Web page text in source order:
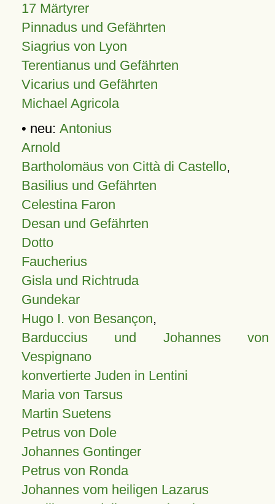
17 Märtyrer
Pinnadus und Gefährten
Siagrius von Lyon
Terentianus und Gefährten
Vicarius und Gefährten
Michael Agricola
• neu: Antonius
Arnold
Bartholomäus von Città di Castello,
Basilius und Gefährten
Celestina Faron
Desan und Gefährten
Dotto
Faucherius
Gisla und Richtruda
Gundekar
Hugo I. von Besançon,
Barduccius und Johannes von
Vespignano
konvertierte Juden in Lentini
Maria von Tarsus
Martin Suetens
Petrus von Dole
Johannes Gontinger
Petrus von Ronda
Johannes vom heiligen Lazarus